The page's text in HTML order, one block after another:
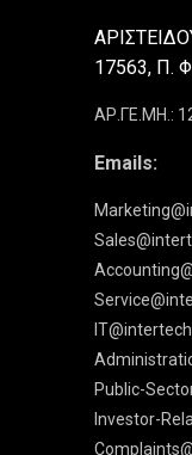
17563, Π.
ΑΡ.ΓΕ.ΜΗ.:
Emails:
Public-
Investor-